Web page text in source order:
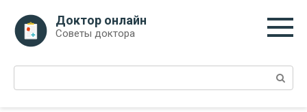
контенту
Доктор онлайн
Советы доктора
Поиск: